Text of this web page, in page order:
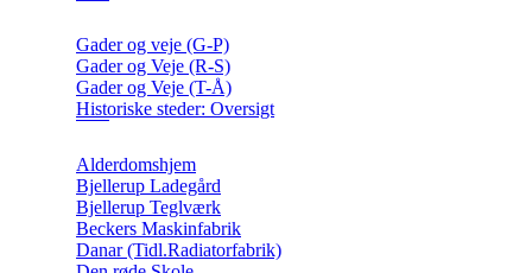
Gader og veje (G-P)
Gader og Veje (R-S)
Gader og Veje (T-Å)
Historiske steder: Oversigt
Alderdomshjem
Bjellerup Ladegård
Bjellerup Teglværk
Beckers Maskinfabrik
Danar (Tidl.Radiatorfabrik)